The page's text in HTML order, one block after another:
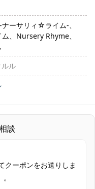
ーサリィ☆ライム-、
、Nursery Rhyme、
ル
、スカーフ
日を除く）
VISA、Master、JCB、
EXPRESS）、
談
クーポンをお送りしま